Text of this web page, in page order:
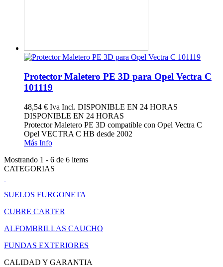
Protector Maletero PE 3D para Opel Vectra C
101119
48,54 € Iva Incl. DISPONIBLE EN 24 HORAS
DISPONIBLE EN 24 HORAS
Protector Maletero PE 3D compatible con Opel Vectra C
Opel VECTRA C HB desde 2002
Más Info
Mostrando 1 - 6 de 6 items
CATEGORIAS
SUELOS FURGONETA
CUBRE CARTER
ALFOMBRILLAS CAUCHO
FUNDAS EXTERIORES
CALIDAD Y GARANTIA